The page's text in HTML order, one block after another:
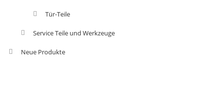
Tür-Teile
Service Teile und Werkzeuge
Neue Produkte